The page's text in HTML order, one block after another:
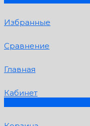
Избранные
Сравнение
Главная
Кабинет